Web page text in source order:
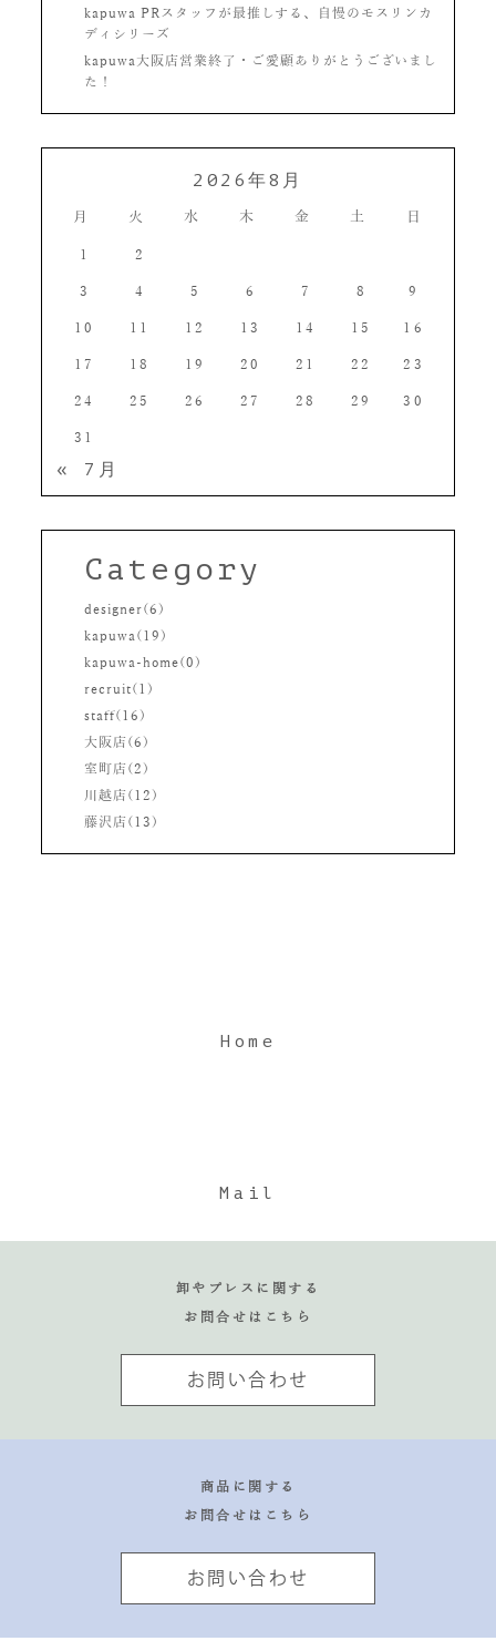
kapuwa PRスタッフが最推しする、自慢のモスリンカ
ディシリーズ
kapuwa大阪店営業終了・ご愛顧ありがとうございまし
た！
2026年8月
月 火 水 木 金 土 日
1 2
3 4 5 6 7 8 9
10 11 12 13 14 15 16
17 18 19 20 21 22 23
24 25 26 27 28 29 30
31
« 7月
Category
designer(6)
kapuwa(19)
kapuwa-home(0)
recruit(1)
staff(16)
大阪店(6)
室町店(2)
川越店(12)
藤沢店(13)
Home
Mail
卸やプレスに関する
お問合せはこちら
お問い合わせ
商品に関する
お問合せはこちら
お問い合わせ